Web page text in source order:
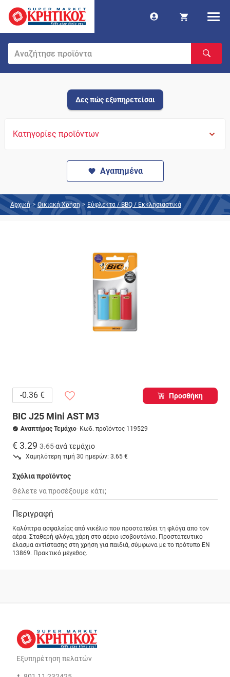
Δες πώς εξυπηρετείσαι
Κατηγορίες προϊόντων
Αγαπημένα
Αρχική > Οικιακή Χρήση > Εύφλεκτα / BBQ / Εκκλησιαστικά
-0.36 € Προσθήκη
BIC J25 Μini AST M3
Αναπτήρας Τεμάχιο- Κωδ. προϊόντος 119529
€ 3.29 3.65ανά τεμάχιο
Χαμηλότερη τιμή 30 ημερών: 3.65 €
Σχόλια προϊόντος
Περιγραφή
Καλύπτρα ασφαλείας από νικέλιο που προστατεύει τη φλόγα απο τον
αέρα. Σταθερή φλόγα, χάρη στο αέριο ισοβουτάνιο. Προστατευτικό
έλασμα αντίστασης στη χρήση για παιδιά, σύμφωνα με το πρότυπο ΕΝ
13869. Πρακτικό μέγεθος.
Εξυπηρέτηση πελατών